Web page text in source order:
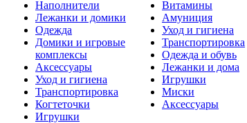
Наполнители
Лежанки и домики
Одежда
Домики и игровые
комплексы
Аксессуары
Уход и гигиена
Транспортировка
Когтеточки
Игрушки
Витамины
Амуниция
Уход и гигиена
Транспортировка
Одежда и обувь
Лежанки и дома
Игрушки
Миски
Аксессуары